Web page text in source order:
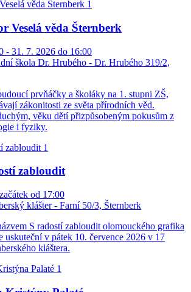
Veselá věda Šternberk
- 31. 7. 2026 do 16:00
škola Dr. Hrubého - Dr. Hrubého 319/2,
prvňáčky a školáky na 1. stupni ZŠ,
zákonitosti ze světa přírodních věd.
věku dětí přizpůsobeným pokusům z
i fyziky.
zabloudit
od 17:00
klášter - Farní 50/3, Šternberk
S radostí zabloudit olomouckého grafika
uskuteční v pátek 10. července 2026 v 17
kláštera.